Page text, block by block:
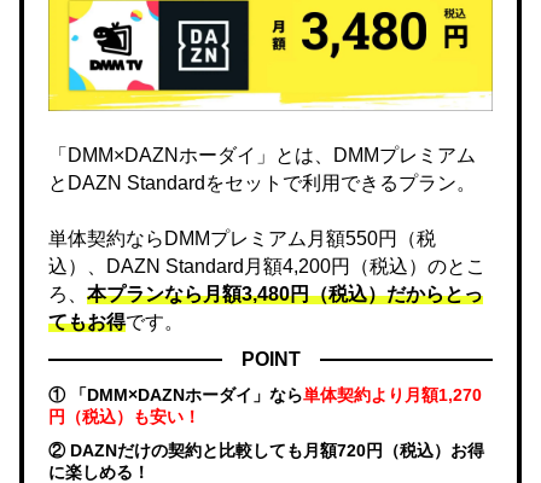
「DMM×DAZNホーダイ」とは、DMMプレミアム
とDAZN Standardをセットで利用できるプラン。
単体契約ならDMMプレミアム月額550円（税
込）、DAZN Standard月額4,200円（税込）のとこ
ろ、 本プランなら月額3,480円（税込）だからとっ
てもお得です。
POINT
① 「DMM×DAZNホーダイ」なら単体契約より月額1,270
円（税込）も安い！
② DAZNだけの契約と比較しても月額720円（税込）お得
に楽しめる！